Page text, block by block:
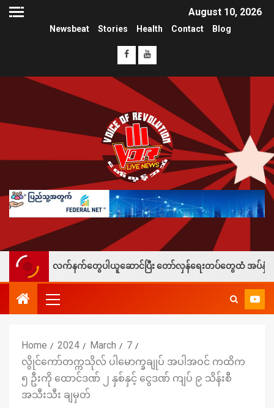
August 10, 2026
Newsbeat Stories Health Contact Blog
က်နက်တွေပါယူဆောင်ပြီး တော်လှန်ရေးတပ်တွေထံ အပ်နှံလို့ သိန်းတစ်ရာခ
Home 2024 March
7
လွိုင်ကော်တက္ကသိုလ် ပါမောက္ခချုပ် အပါအဝင် ကထိက
၅ ဦးကို ထောင်ဒဏ် ၂ နှစ်နှင့် ငွေဒဏ် ကျပ် ၉ သိန်းစီ
အသီးသီး ချမှတ်